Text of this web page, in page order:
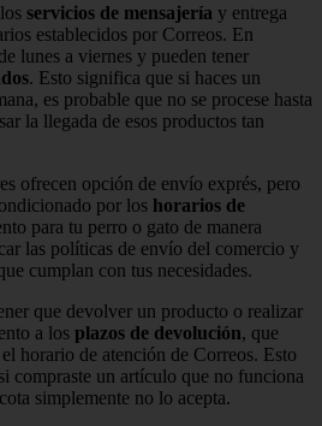
servicios de mensajería y entrega
establecidos por Correos. En
lunes a viernes y pueden tener
. Esto significa que si haces un
es probable que no se procese hasta
la llegada de esos productos tan
ofrecen opción de envío exprés, pero
por los horarios de
para tu perro o gato de manera
las políticas de envío del comercio y
cumplan con tus necesidades.
que devolver un producto o realizar
a los plazos de devolución, que
horario de atención de Correos. Esto
compraste un artículo que no funciona
simplemente no lo acepta.